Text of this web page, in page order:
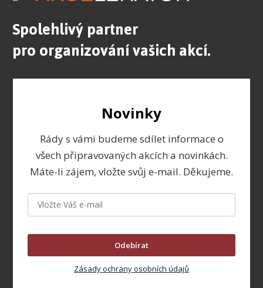
Spolehlivý partner
pro organizování vašich akcí.
Novinky
Rády s vámi budeme sdílet informace o
všech připravovaných akcích a novinkách.
Máte-li zájem, vložte svůj e-mail. Děkujeme.
Odebírat
Zásady ochrany osobních údajů